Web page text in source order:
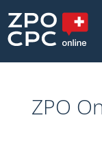
ZPO